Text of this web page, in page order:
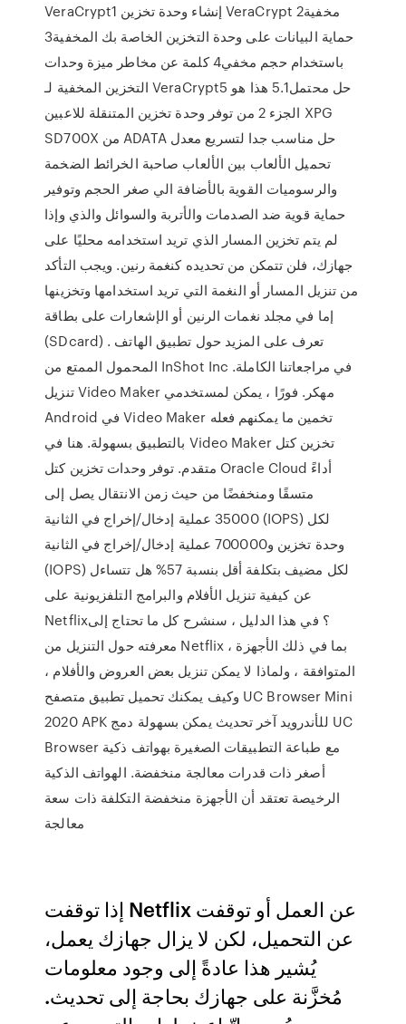
VeraCrypt1 إنشاء وحدة تخزين VeraCrypt مخفية2
حماية البيانات على وحدة التخزين الخاصة بك المخفية3
باستخدام حجم مخفي4 كلمة عن مخاطر ميزة وحدات
التخزين المخفية لـ VeraCrypt5 حل محتمل5.1 هذا هو
الجزء 2 من توفر وحدة تخزين المتنقلة للاعبين XPG
SD700X من ADATA حل مناسب جدا لتسريع معدل
تحميل الألعاب بين الألعاب صاحبة الخرائط الضخمة
والرسوميات القوية بالأضافة الي صغر الحجم وتوفير
حماية قوية ضد الصدمات والأتربة والسوائل والذي وإذا
لم يتم تخزين المسار الذي تريد استخدامه محليًا على
جهازك، فلن تتمكن من تحديده كنغمة رنين. ويجب التأكد
من تنزيل المسار أو النغمة التي تريد استخدامها وتخزينها
إما في مجلد نغمات الرنين أو الإشعارات على بطاقة
(SDcard) . تعرف على المزيد حول تطبيق الهاتف
المحمول الممتع من InShot Inc في مراجعاتنا الكاملة.
تنزيل Video Maker مهكر. فورًا ، يمكن لمستخدمي
Android في Video Maker تخمين ما يمكنهم فعله
بالتطبيق بسهولة. هنا في Video Maker تخزين كتل
متقدم. توفر وحدات تخزين كتل Oracle Cloud أداءً
متسقًا ومنخفضًا من حيث زمن الانتقال يصل إلى
35000 عملية إدخال/إخراج في الثانية (IOPS)‬‬ لكل
وحدة تخزين و700000 عملية إدخال/إخراج في الثانية
(IOPS)‬‬ لكل مضيف بتكلفة أقل بنسبة 57% هل تتساءل
عن كيفية تنزيل الأفلام والبرامج التلفزيونية على
Netflix؟ في هذا الدليل ، سنشرح كل ما تحتاج إلى
معرفته حول التنزيل من Netflix ، بما في ذلك الأجهزة
المتوافقة ، ولماذا لا يمكن تنزيل بعض العروض والأفلام ،
وكيف يمكنك تحميل تطبيق متصفح UC Browser Mini
2020 APK للأندرويد آخر تحديث يمكن بسهولة دمج UC
Browser مع طباعة التطبيقات الصغيرة بهواتف ذكية
أصغر ذات قدرات معالجة منخفضة. الهواتف الذكية
الرخيصة تعتقد أن الأجهزة منخفضة التكلفة ذات سعة
معالجة
إذا توقفت Netflix عن العمل أو توقفت
عن التحميل، لكن لا يزال جهازك يعمل،
يُشير هذا عادةً إلى وجود معلومات
مُخزَّنة على جهازك بحاجة إلى تحديث.